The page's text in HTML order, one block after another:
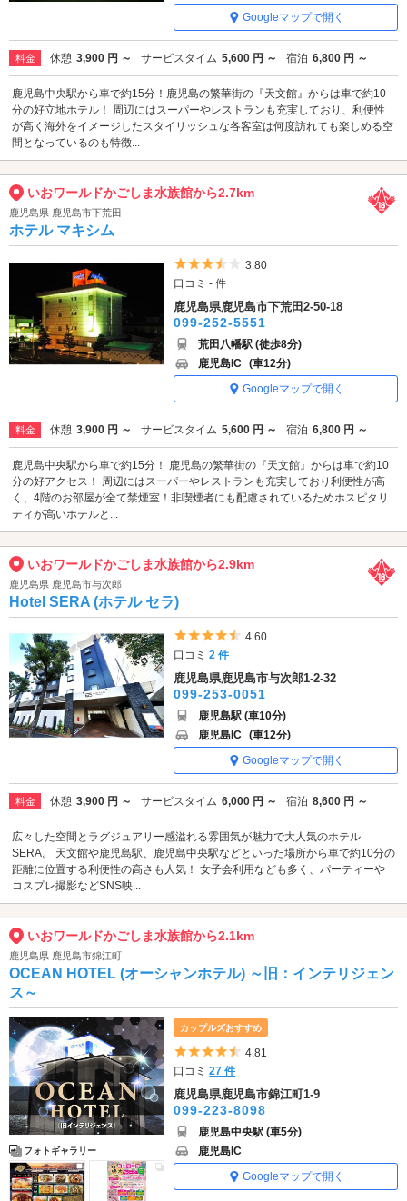
Googleマップで開く
料金 休憩 3,900 円 ～ サービスタイム 5,600 円 ～ 宿泊 6,800 円 ～
鹿児島中央駅から車で約15分！鹿児島の繁華街の『天文館』からは車で約10
分の好立地ホテル！ 周辺にはスーパーやレストランも充実しており、利便性
が高く海外をイメージしたスタイリッシュな各客室は何度訪れても楽しめる空
間となっているのも特徴...
いおワールドかごしま水族館から2.7km
鹿児島県 鹿児島市下荒田
ホテル マキシム
5つ星のうち3.5
3.80
口コミ - 件
鹿児島県鹿児島市下荒田2-50-18
099-252-5551
荒田八幡駅 (徒歩8分)
鹿児島IC (車12分)
Googleマップで開く
料金 休憩 3,900 円 ～ サービスタイム 5,600 円 ～ 宿泊 6,800 円 ～
鹿児島中央駅から車で約15分！ 鹿児島の繁華街の『天文館』からは車で約10
分の好アクセス！ 周辺にはスーパーやレストランも充実しており利便性が高
く、4階のお部屋が全て禁煙室！非喫煙者にも配慮されているためホスピタリ
ティが高いホテルと...
いおワールドかごしま水族館から2.9km
鹿児島県 鹿児島市与次郎
Hotel SERA (ホテル セラ)
5つ星のうち4.5
4.60
口コミ2 件
鹿児島県鹿児島市与次郎1-2-32
099-253-0051
鹿児島駅 (車10分)
鹿児島IC (車12分)
Googleマップで開く
料金 休憩 3,900 円 ～ サービスタイム 6,000 円 ～ 宿泊 8,600 円 ～
広々した空間とラグジュアリー感溢れる雰囲気が魅力で大人気のホテル
SERA。 天文館や鹿児島駅、鹿児島中央駅などといった場所から車で約10分の
距離に位置する利便性の高さも人気！ 女子会利用なども多く、パーティーや
コスプレ撮影などSNS映...
いおワールドかごしま水族館から2.1km
鹿児島県 鹿児島市錦江町
OCEAN HOTEL (オーシャンホテル) ～旧：インテリジェン
ス～
フォトギャラリー
カップルズおすすめ
5つ星のうち4.5
4.81
口コミ27 件
鹿児島県鹿児島市錦江町1-9
099-223-8098
鹿児島中央駅 (車5分)
鹿児島IC
Googleマップで開く